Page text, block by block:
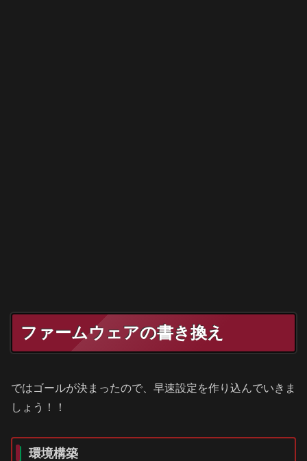
ファームウェアの書き換え
ではゴールが決まったので、早速設定を作り込んでいきま
しょう！！
環境構築